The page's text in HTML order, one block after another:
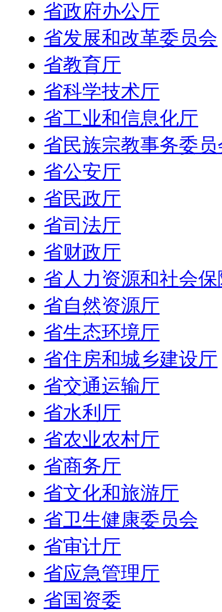
省政府办公厅
省发展和改革委员会
省教育厅
省科学技术厅
省工业和信息化厅
省民族宗教事务委员
省公安厅
省民政厅
省司法厅
省财政厅
省人力资源和社会
省自然资源厅
省生态环境厅
省住房和城乡建设厅
省交通运输厅
省水利厅
省农业农村厅
省商务厅
省文化和旅游厅
省卫生健康委员会
省审计厅
省应急管理厅
省国资委